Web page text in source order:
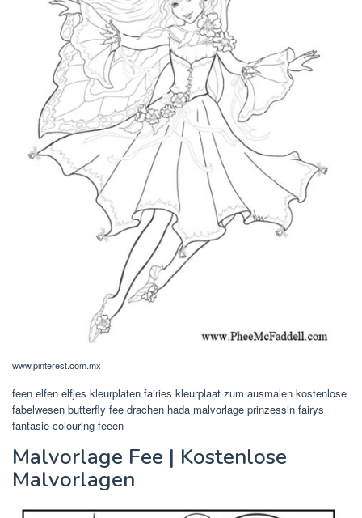
www.pinterest.com.mx
feen elfen elfjes kleurplaten fairies kleurplaat zum ausmalen kostenlose
fabelwesen butterfly fee drachen hada malvorlage prinzessin fairys
fantasie colouring feeen
Malvorlage Fee | Kostenlose
Malvorlagen